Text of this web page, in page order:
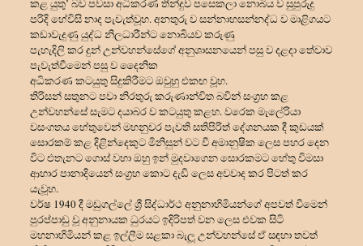
කළ යුතු’ බව පවසා අධිකරණ තීන්දුව පසෙකලා නොබිය ව සුපුරුදු
පරිදි හේවිසි නාද පැවැත්වූහ. අනතුරු ව සන්නාහසන්නද්ධ ව මාළිගයට
කඩාවැදුණු යුද්ධ නිලධාරීන්ට නොබියව කරුණු
පැහැදිලි කර දුන් උන්වහන්සේගේ අනුශාසනයෙන් පසු ව දළදා තේවාව
පැවැත්වීමෙන් පසු ව දෛනික
අධිකරණ කටයුතු සිදුකිරීමට ඔවුහු එකඟ වූහ.
තිරිසන් සතුනට පවා නිරතුරු කරුණාන්විත බවින් සංග්රහ කළ
උන්වහන්සේ සැමට දයාබර ව කටයුතු කළහ. වරෙක මැලේරියා
වසංගතය හේතුවෙන් මහනුවර පැවති සතිපිරිත් දේශනයක දී කුඩයක්
සොරකම් කළ දිළින්දෙකුට මිනිසුන් වට වී අමානුෂික ලෙස පහර දෙන
විට එතැනට ගොස් වහා ඔහු ඉන් මුදවාගෙන සොරකමට හේතු විමසා
ආහාර පානාදියෙන් සංග්රහ කොට දැඩි ලෙස අවවාද කර පිටත් කර
යැවූහ.
වර්ෂ 1940 දී මඩුගල්ලේ ශ්රී සිද්ධාර්ථ අනුනාහිමියන්ගේ අපවත් වීමෙන්
පුරප්පාඩු වූ අනුනායක ධුරයට ඉදිරිපත් වන ලෙස එවක සිටි
මහනාහිමියන් කළ ඉල්ලීම සළකා බැලූ උන්වහන්සේ ඒ සඳහා තවත්